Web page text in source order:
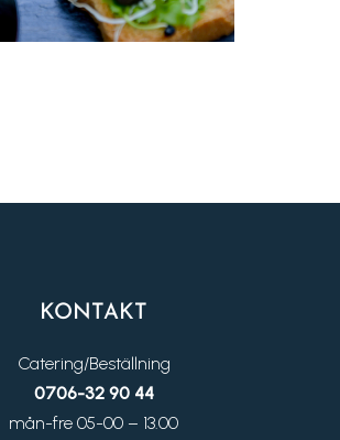
KONTAKT
Catering/Beställning
0706-32 90 44
mån-fre 05-00 – 13.00